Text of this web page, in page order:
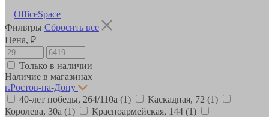
OfficeSpace
Фильтры Сбросить все
Цена, ₽
Только в наличии
Наличие в магазинах
г.Ростов-на-Дону
40-лет победы, 264/110а (1) Каскадная, 72 (1)
Королева, 30а (1) Красноармейская, 144 (1)